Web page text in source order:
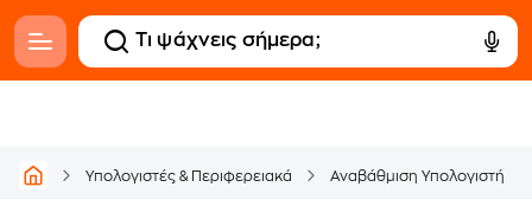
Υπολογιστές & Περιφερειακά Αναβάθμιση Υπολογιστή